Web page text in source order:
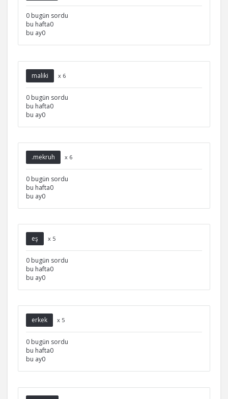
0 bugün sordu
bu hafta0
bu ay0
maliki x 6
0 bugün sordu
bu hafta0
bu ay0
.mekruh x 6
0 bugün sordu
bu hafta0
bu ay0
eş x 5
0 bugün sordu
bu hafta0
bu ay0
erkek x 5
0 bugün sordu
bu hafta0
bu ay0